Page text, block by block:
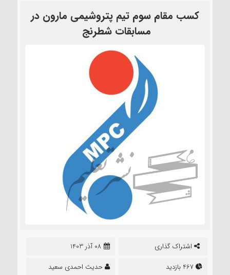
کسب مقام سوم تیم پتروشیمی مارون در
مسابقات شطرنج
اشتراک گذاری
08 آذر 1403
حدیث احمدی سعید